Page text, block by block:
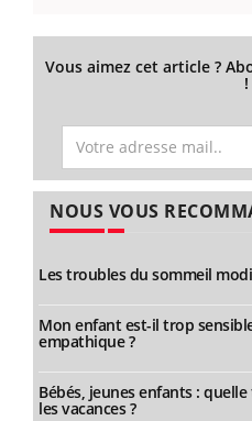
Vous aimez cet article ?
!
NOUS VOUS
Les troubles du sommeil
Mon enfant est-il trop
empathique ?
Bébés, jeunes enfants :
les vacances ?